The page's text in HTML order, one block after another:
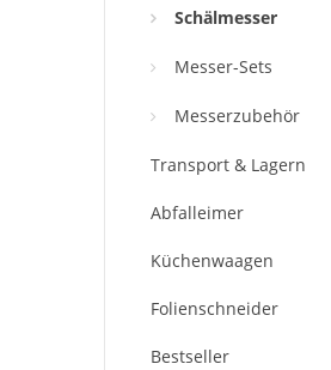
Schälmesser
Messer-Sets
Messerzubehör
Transport & Lagern
Abfalleimer
Küchenwaagen
Folienschneider
Bestseller